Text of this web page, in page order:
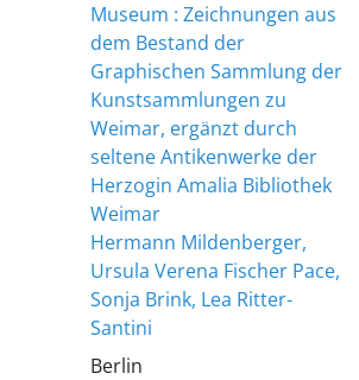
Museum : Zeichnungen aus
dem Bestand der
Graphischen Sammlung der
Kunstsammlungen zu
Weimar, ergänzt durch
seltene Antikenwerke der
Herzogin Amalia Bibliothek
Weimar
Hermann Mildenberger,
Ursula Verena Fischer Pace,
Sonja Brink, Lea Ritter-
Santini
Berlin